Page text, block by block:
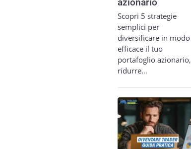
azionario
Scopri 5 strategie
semplici per
diversificare in modo
efficace il tuo
portafoglio azionario,
ridurre…